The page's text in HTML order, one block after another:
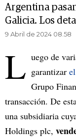
Argentina
Galicia. Los
9 Abril de 2024 08.58
L uego de
garantizar
Grupo
transacción. De
una subsidiaria
Holdings plc,